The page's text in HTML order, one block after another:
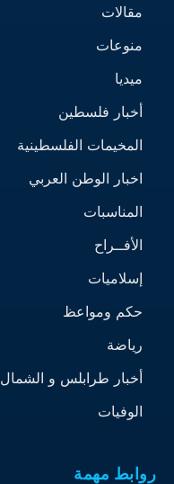
مقالات
منوعات
ميديا
أخبار فلسطين
المخيمات الفلسطينية
اخبار الوطن العربي
المناسبات
الأفــراح
إسلاميات
حكم ومواعظ
رياضة
أخبار طرابلس و الشمال
الوفيات
روابط مهمة